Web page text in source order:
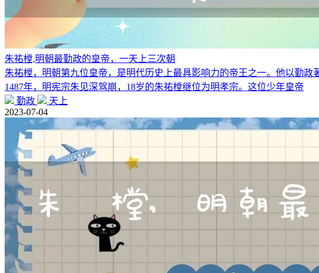
朱祐樘,明朝最勤政的皇帝，一天上三次朝
朱祐樘，明朝第九位皇帝，是明代历史上最具影响力的帝王之一。他以勤
1487年，明宪宗朱见深驾崩，18岁的朱祐樘继位为明孝宗。这位少年皇帝
勤政
天上
2023-07-04